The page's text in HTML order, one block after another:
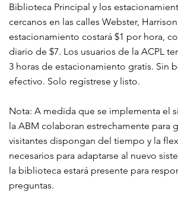
Biblioteca Principal y los
cercanos en las calles Webster, Harrison
estacionamiento costará $1 por hora,
diario de $7. Los usuarios de la ACPL
3 horas de estacionamiento gratis. Sin
efectivo. Solo regístrese y listo.
Nota: A medida que se implementa el
la ABM colaboran estrechamente para
visitantes dispongan del tiempo y la
necesarios para adaptarse al nuevo
la biblioteca estará presente para
preguntas.